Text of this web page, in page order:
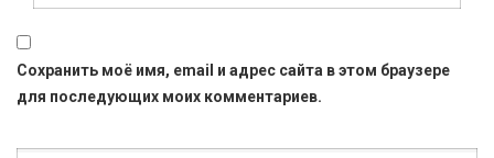
Сохранить моё имя, email и адрес сайта в этом браузере
для последующих моих комментариев.